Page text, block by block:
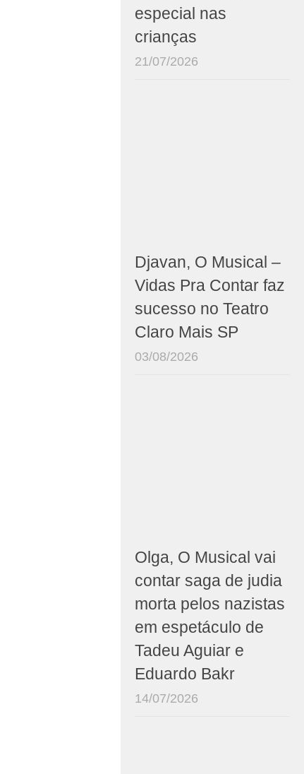
especial nas
crianças
21/07/2026
Djavan, O Musical –
Vidas Pra Contar faz
sucesso no Teatro
Claro Mais SP
03/08/2026
Olga, O Musical vai
contar saga de judia
morta pelos nazistas
em espetáculo de
Tadeu Aguiar e
Eduardo Bakr
14/07/2026